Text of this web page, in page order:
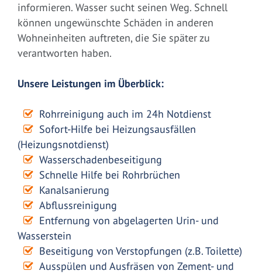
informieren. Wasser sucht seinen Weg. Schnell
können ungewünschte Schäden in anderen
Wohneinheiten auftreten, die Sie später zu
verantworten haben.
Unsere Leistungen im Überblick:
Rohrreinigung auch im 24h Notdienst
Sofort-Hilfe bei Heizungsausfällen
(Heizungsnotdienst)
Wasserschadenbeseitigung
Schnelle Hilfe bei Rohrbrüchen
Kanalsanierung
Abflussreinigung
Entfernung von abgelagerten Urin- und
Wasserstein
Beseitigung von Verstopfungen (z.B. Toilette)
Ausspülen und Ausfräsen von Zement- und